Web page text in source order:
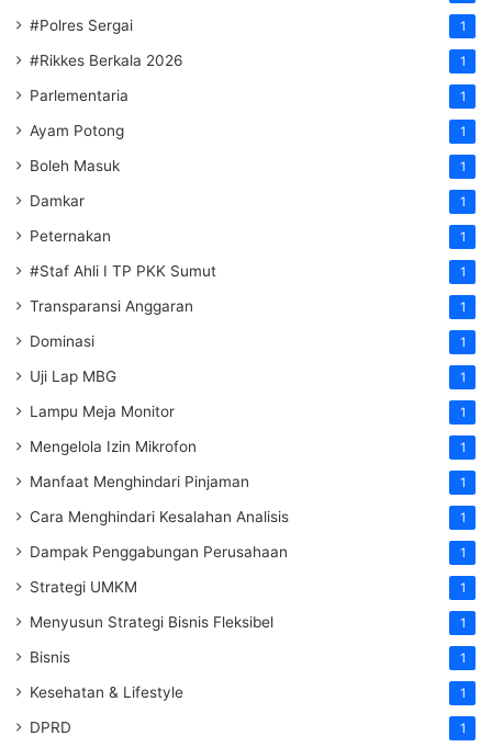
#Polres Sergai 1
#Rikkes Berkala 2026 1
Parlementaria 1
Ayam Potong 1
Boleh Masuk 1
Damkar 1
Peternakan 1
#Staf Ahli I TP PKK Sumut 1
Transparansi Anggaran 1
Dominasi 1
Uji Lap MBG 1
Lampu Meja Monitor 1
Mengelola Izin Mikrofon 1
Manfaat Menghindari Pinjaman 1
Cara Menghindari Kesalahan Analisis 1
Dampak Penggabungan Perusahaan 1
Strategi UMKM 1
Menyusun Strategi Bisnis Fleksibel 1
Bisnis 1
Kesehatan & Lifestyle 1
DPRD 1